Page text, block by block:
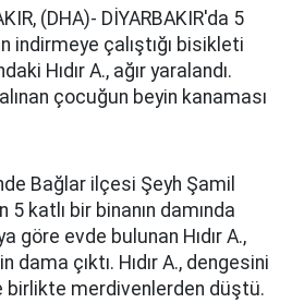
(DHA)- DİYARBAKIR'da 5
indirmeye çalıştığı bisikleti
Hıdır A., ağır yaralandı.
çocuğun beyin kanaması
Bağlar ilçesi Şeyh Şamil
katlı bir binanın damında
göre evde bulunan Hıdır A.,
çıktı. Hıdır A., dengesini
birlikte merdivenlerden düştü.